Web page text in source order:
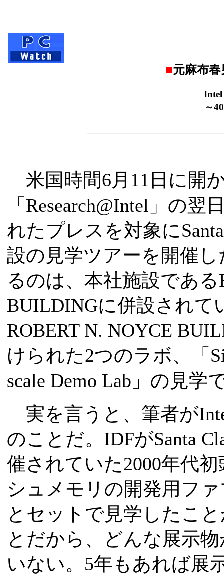
■元麻布
～
米国時間6月11日に開
「Research@Intel」の
れたプレスを対象に
設の見学ツアーを開催
るのは、本社施設である
BUILDINGに併設されて
ROBERT N. NOYCE
けられた2つのラボ、「
scale Demo Lab」の見学
実を言うと、筆者が
のことだ。IDFがSanta
催されていた2000年代
シュメモリの開発用フ
とセットで見学したこ
とだから、どんな展示
いない。5年もあれば展